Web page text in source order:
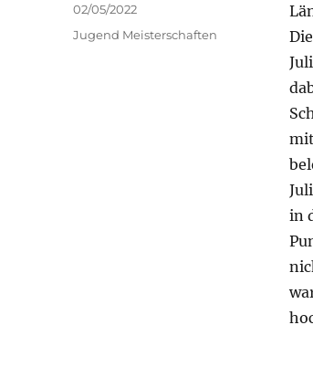
in
Veröffentlicht
02/05/2022
Kategorien
Jugend Meisterschaften